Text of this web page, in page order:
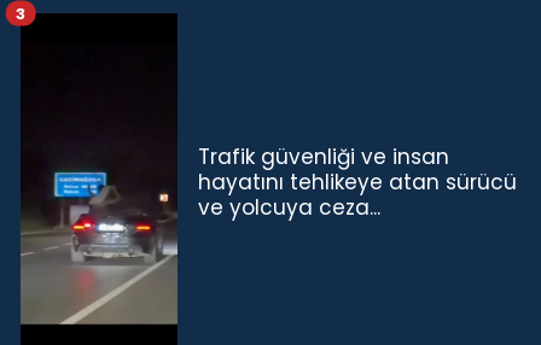
Trafik güvenliği ve insan
hayatını tehlikeye atan sürücü
ve yolcuya ceza...
3